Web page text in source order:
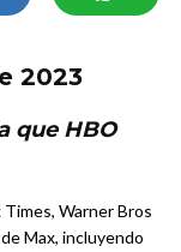
2023
que HBO
Warner Bros
Max, incluyendo